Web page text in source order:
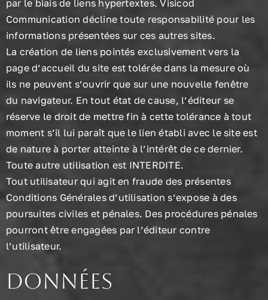
par le biais de liens hypertextes. Visicod
Communication décline toute responsabilité pour les
informations présentées sur ces autres sites.
La création de liens pointés exclusivement vers la
page d’accueil du site est tolérée dans la mesure où
ils ne peuvent s’ouvrir que sur une nouvelle fenêtre
du navigateur. En tout état de cause, l’éditeur se
réserve le droit de mettre fin à cette tolérance à tout
moment s’il lui paraît que le lien établi avec le site est
de nature à porter atteinte à l’intérêt de ce dernier.
Toute autre utilisation est INTERDITE.
Tout utilisateur qui agit en fraude des présentes
Conditions Générales d’utilisation s’expose à des
poursuites civiles et pénales. Des procédures pénales
pourront être engagées par l’éditeur contre
l’utilisateur.
Données